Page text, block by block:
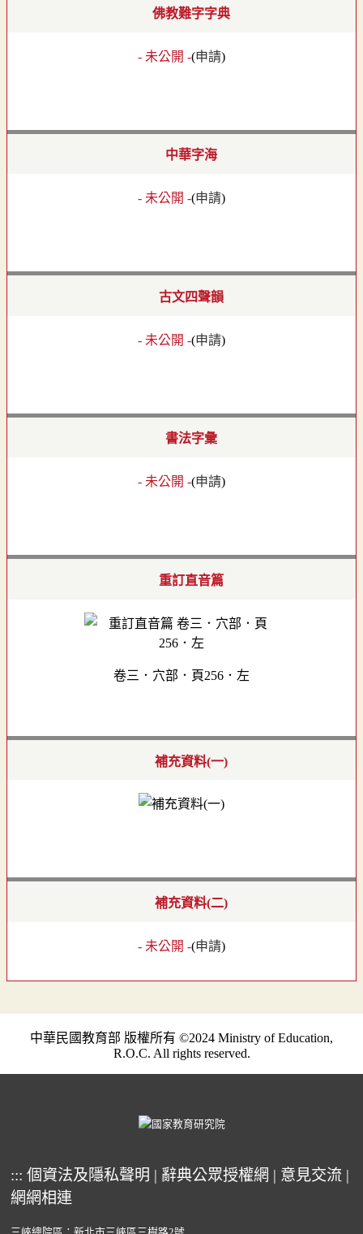
佛教難字字典
- 未公開 -(申請)
中華字海
- 未公開 -(申請)
古文四聲韻
- 未公開 -(申請)
書法字彙
- 未公開 -(申請)
重訂直音篇
卷三．穴部．頁256．左
補充資料(一)
補充資料(二)
- 未公開 -(申請)
中華民國教育部 版權所有 ©2024 Ministry of Education,
R.O.C. All rights reserved.
::: 個資法及隱私聲明 | 辭典公眾授權網 | 意見交流 |
網網相連